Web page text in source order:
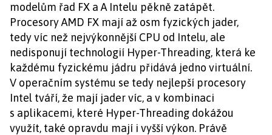
modelům řad FX a A Intelu pěkně zatápět.
Procesory AMD FX mají až osm fyzických jader,
tedy víc než nejvýkonnější CPU od Intelu, ale
nedisponují technologií Hyper-Threading, která ke
každému fyzickému jádru přidává jedno virtuální.
V operačním systému se tedy nejlepší procesory
Intel tváří, že mají jader víc, a v kombinaci
s aplikacemi, které Hyper-Threading dokážou
využít, také opravdu mají i vyšší výkon. Právě